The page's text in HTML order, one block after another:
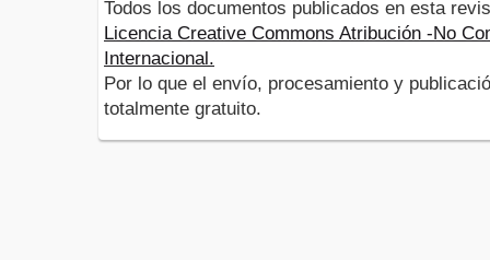
Todos los documentos publicados en esta
Licencia Creative Commons Atribución -No
Internacional.
Por lo que el envío, procesamiento y
totalmente gratuito.